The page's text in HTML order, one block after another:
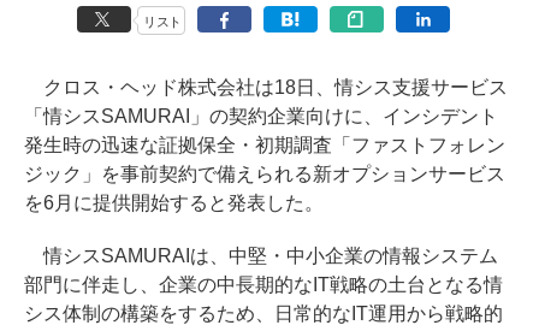
リスト
クロス・ヘッド株式会社は18日、情シス支援サービス
「情シスSAMURAI」の契約企業向けに、インシデント
発生時の迅速な証拠保全・初期調査「ファストフォレン
ジック」を事前契約で備えられる新オプションサービス
を6月に提供開始すると発表した。
情シスSAMURAIは、中堅・中小企業の情報システム
部門に伴走し、企業の中長期的なIT戦略の土台となる情
シス体制の構築をするため、日常的なIT運用から戦略的